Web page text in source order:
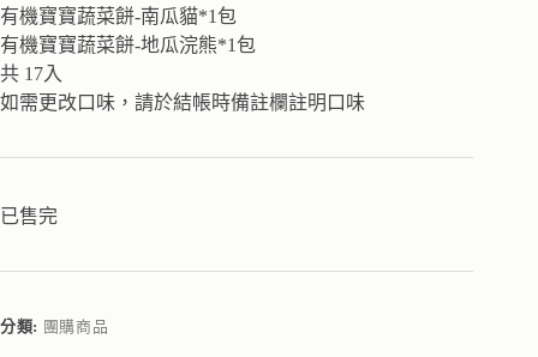
有機寶寶蔬菜餅-南瓜貓*1包
有機寶寶蔬菜餅-地瓜浣熊*1包
共 17入
如需更改口味，請於結帳時備註欄註明口味
已售完
分類: 團購商品